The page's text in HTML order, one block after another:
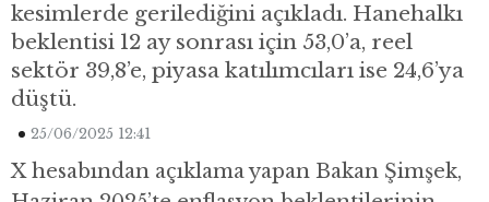
kesimlerde gerilediğini açıkladı. Hanehalkı
beklentisi 12 ay sonrası için 53,0’a, reel
sektör 39,8’e, piyasa katılımcıları ise 24,6’ya
düştü.
25/06/2025 12:41
X hesabından açıklama yapan Bakan Şimşek,